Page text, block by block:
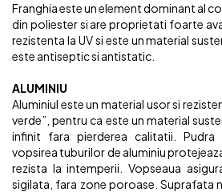
Franghia este un element dominant al
din poliester si are proprietati foarte
rezistenta la UV si este un material
este antiseptic si antistatic.
ALUMINIU
Aluminiul este un material usor si
verde”, pentru ca este un material
infinit fara pierderea calitatii.
vopsirea tuburilor de aluminiu
rezista la intemperii. Vopseaua
sigilata, fara zone poroase. Suprafata